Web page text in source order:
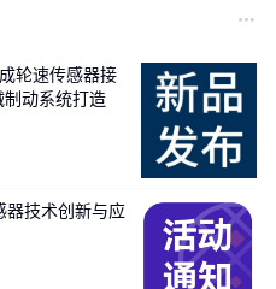
氢键和 π-π 堆积作用，构建了
将 AuNPs 原位掺杂于非导电的
服了传统 MIP 膜阻碍电子传递
移速率和电化学响应信号。
相结合，为传感器提供了稳固
活性面积（ECSA）。
条件下，传感器展现出极宽的线
轮速传感器接
动系统打造
器技术创新与应